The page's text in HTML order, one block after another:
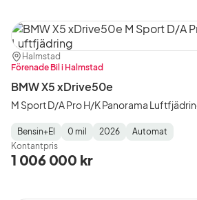
Plats:
Halmstad
Återförsäljare:
Förenade Bil i Halmstad
BMW X5 xDrive50e
M Sport D/A Pro H/K Panorama
Fuel
Type:
Bensin+El
Mätarställning:
0 mil
Model
Year:
2026
Gearbox
Type:
Automat
Kontantpris
1 006 000 kr